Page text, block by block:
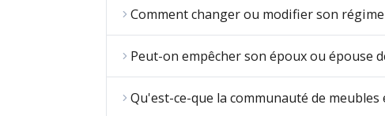
Comment changer ou modifier son
Peut-on empêcher son époux ou épouse
Qu'est-ce-que la communauté de meubles